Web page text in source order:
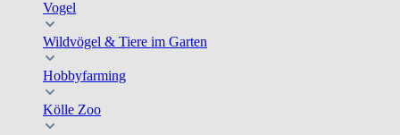
Vogel
Wildvögel & Tiere im Garten
Hobbyfarming
Kölle Zoo